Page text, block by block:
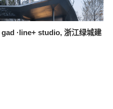
gad ·line+ studio, 浙江绿城建